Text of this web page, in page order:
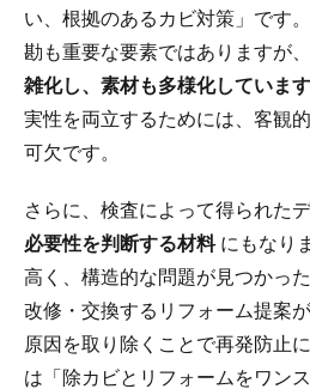
い、根拠のあるカビ対策」です
勘も重要な要素ではありますが、
雑化し、素材も多様化しています
実性を両立するためには、客観
可欠です。
さらに、検査によって得られたデ
必要性を判断する材料にもなり
高く、構造的な問題が見つかっ
改修・交換するリフォーム提案
原因を取り除くことで再発防止
は「除カビとリフォームをワン